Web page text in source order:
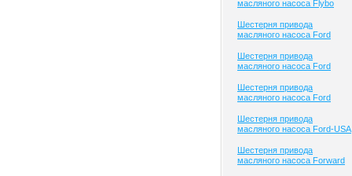
масляного насоса Flybo
Шестерня привода
масляного насоса Ford
Шестерня привода
масляного насоса Ford
Шестерня привода
масляного насоса Ford
Шестерня привода
масляного насоса Ford-USA
Шестерня привода
масляного насоса Forward